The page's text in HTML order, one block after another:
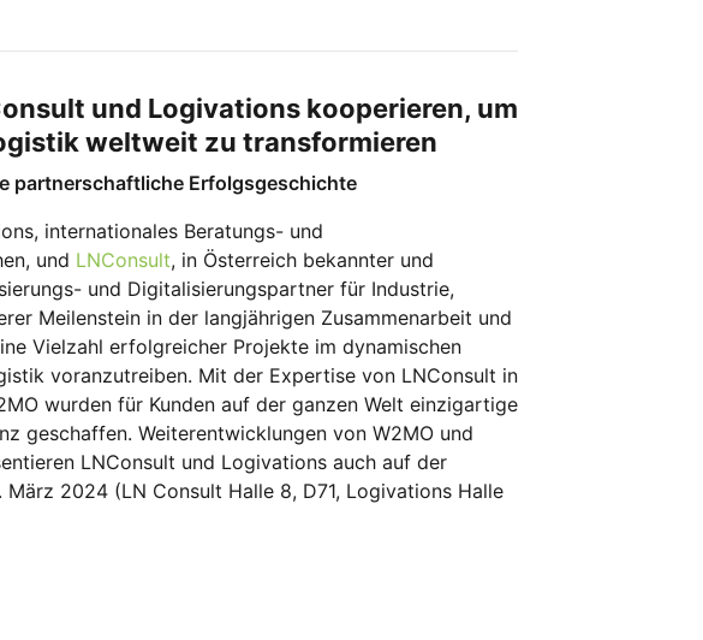
und Logivations kooperieren, um
weltweit zu transformieren
partnerschaftliche Erfolgsgeschichte
internationales Beratungs- und
und LNConsult, in Österreich bekannter und
und Digitalisierungspartner für Industrie,
Meilenstein in der langjährigen Zusammenarbeit und
Vielzahl erfolgreicher Projekte im dynamischen
voranzutreiben. Mit der Expertise von LNConsult in
wurden für Kunden auf der ganzen Welt einzigartige
geschaffen. Weiterentwicklungen von W2MO und
LNConsult und Logivations auch auf der
2024 (LN Consult Halle 8, D71, Logivations Halle